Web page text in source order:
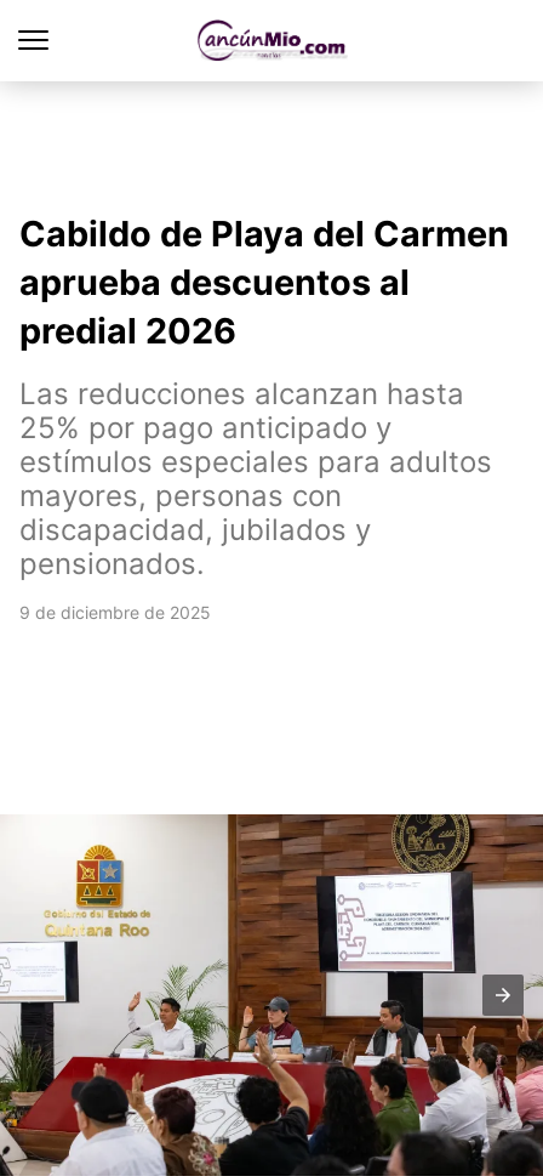
Cabildo de Playa del Carmen
aprueba descuentos al
predial 2026
Las reducciones alcanzan hasta
25% por pago anticipado y
estímulos especiales para adultos
mayores, personas con
discapacidad, jubilados y
pensionados.
9 de diciembre de 2025